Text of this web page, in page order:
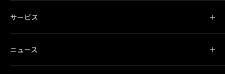
サービス
ニュース